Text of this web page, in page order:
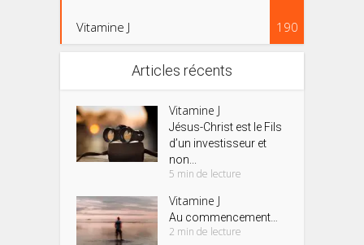
Vitamine J 190
Articles récents
Vitamine J
Jésus-Christ est le Fils
d’un investisseur et
non...
5 min de lecture
Vitamine J
Au commencement…
2 min de lecture